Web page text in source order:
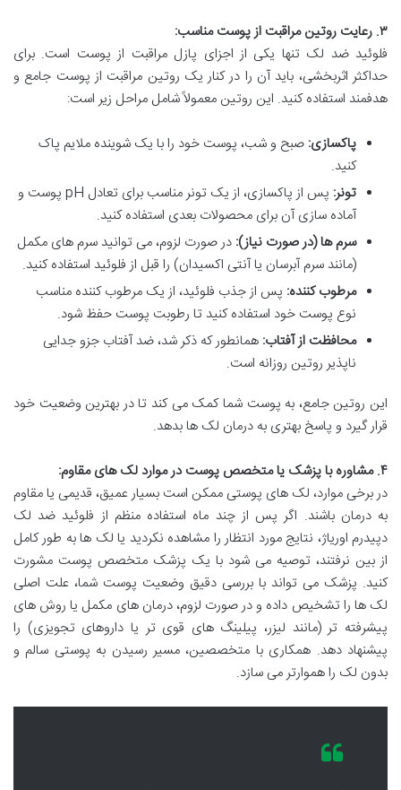
۳. رعایت روتین مراقبت از پوست مناسب:
فلوئید ضد لک تنها یکی از اجزای پازل مراقبت از پوست است. برای
حداکثر اثربخشی، باید آن را در کنار یک روتین مراقبت از پوست جامع و
هدفمند استفاده کنید. این روتین معمولاً شامل مراحل زیر است:
پاکسازی: صبح و شب، پوست خود را با یک شوینده ملایم پاک
کنید.
تونر:
پس از پاکسازی، از یک تونر مناسب برای تعادل pH پوست و
آماده سازی آن برای محصولات بعدی استفاده کنید.
سرم ها (در صورت نیاز): در صورت لزوم، می توانید سرم های مکمل
(مانند سرم آبرسان یا آنتی اکسیدان) را قبل از فلوئید استفاده کنید.
مرطوب کننده: پس از جذب فلوئید، از یک مرطوب کننده مناسب
نوع پوست خود استفاده کنید تا رطوبت پوست حفظ شود.
محافظت از آفتاب: همانطور که ذکر شد، ضد آفتاب جزو جدایی
ناپذیر روتین روزانه است.
این روتین جامع، به پوست شما کمک می کند تا در بهترین وضعیت خود
قرار گیرد و پاسخ بهتری به درمان لک ها بدهد.
۴. مشاوره با پزشک یا متخصص پوست در موارد لک های مقاوم:
در برخی موارد، لک های پوستی ممکن است بسیار عمیق، قدیمی یا مقاوم
به درمان باشند. اگر پس از چند ماه استفاده منظم از فلوئید ضد لک
دپیدرم اوریاژ، نتایج مورد انتظار را مشاهده نکردید یا لک ها به طور کامل
از بین نرفتند، توصیه می شود با یک پزشک متخصص پوست مشورت
کنید. پزشک می تواند با بررسی دقیق وضعیت پوست شما، علت اصلی
لک ها را تشخیص داده و در صورت لزوم، درمان های مکمل یا روش های
پیشرفته تر (مانند لیزر، پیلینگ های قوی تر یا داروهای تجویزی) را
پیشنهاد دهد. همکاری با متخصصین، مسیر رسیدن به پوستی سالم و
بدون لک را هموارتر می سازد.